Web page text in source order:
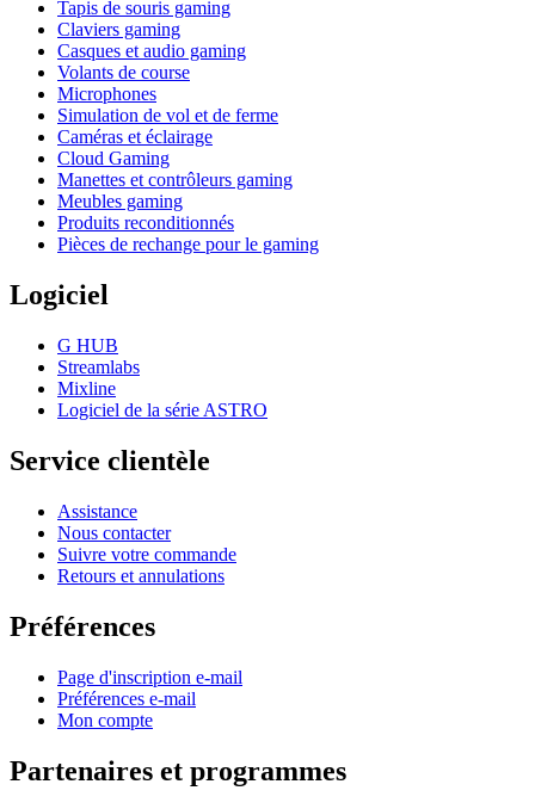
Tapis de souris gaming
Claviers gaming
Casques et audio gaming
Volants de course
Microphones
Simulation de vol et de ferme
Caméras et éclairage
Cloud Gaming
Manettes et contrôleurs gaming
Meubles gaming
Produits reconditionnés
Pièces de rechange pour le gaming
Logiciel
G HUB
Streamlabs
Mixline
Logiciel de la série ASTRO
Service clientèle
Assistance
Nous contacter
Suivre votre commande
Retours et annulations
Préférences
Page d'inscription e-mail
Préférences e-mail
Mon compte
Partenaires et programmes